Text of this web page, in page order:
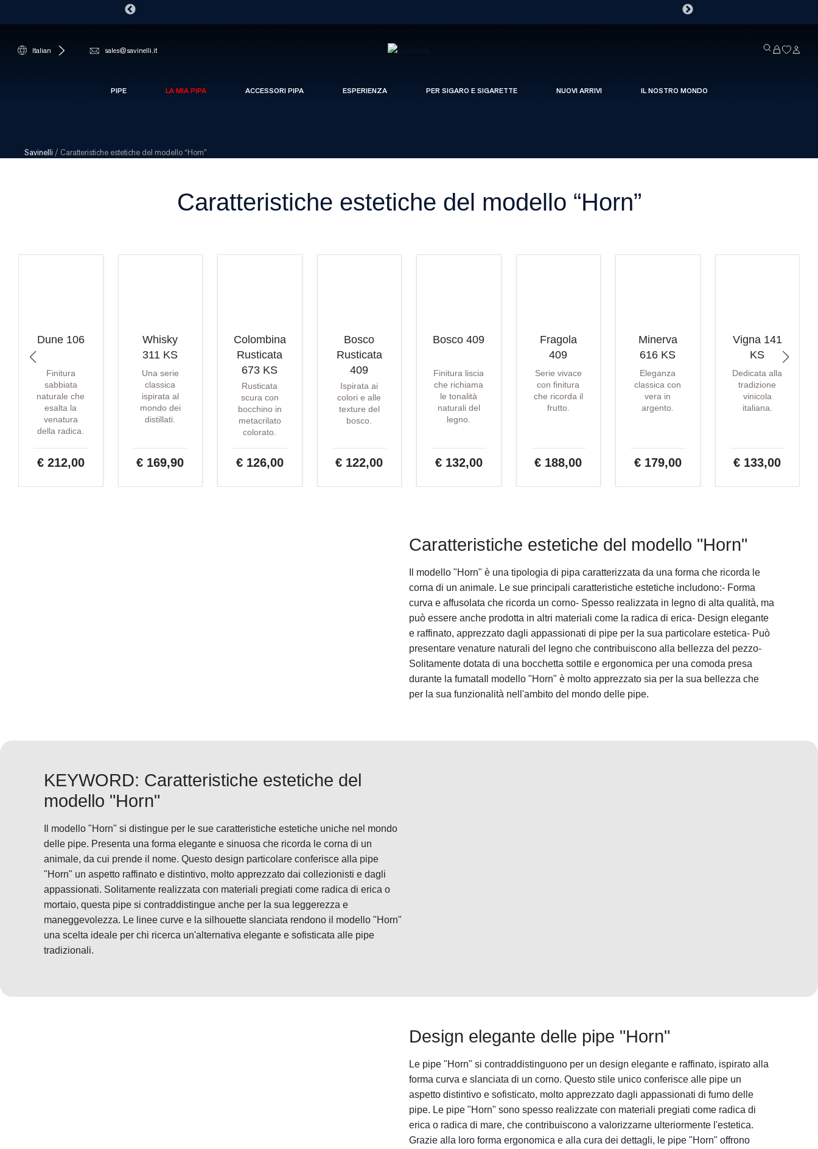
Italian sales@savinelli.it
PIPE LA MIA PIPA ACCESSORI PIPA ESPERIENZA PER SIGARO E SIGARETTE NUOVI ARRIVI IL NOSTRO MONDO
Savinelli / Caratteristiche estetiche del modello “Horn”
Caratteristiche estetiche del modello “Horn”
Dune 106
Finitura
sabbiata
naturale che
esalta la
venatura
della radica.
€ 212,00
Whisky
311 KS
Una serie
classica
ispirata al
mondo dei
distillati.
€ 169,90
Colombina
Rusticata
673 KS
Rusticata
scura con
bocchino in
metacrilato
colorato.
€ 126,00
Bosco
Rusticata
409
Ispirata ai
colori e alle
texture del
bosco.
€ 122,00
Bosco 409
Finitura liscia
che richiama
le tonalità
naturali del
legno.
€ 132,00
Fragola
409
Serie vivace
con finitura
che ricorda il
frutto.
€ 188,00
Minerva
616 KS
Eleganza
classica con
vera in
argento.
€ 179,00
Vigna 141
KS
Dedicata alla
tradizione
vinicola
italiana.
€ 133,00
Caratteristiche estetiche del modello "Horn"
Il modello "Horn" è una tipologia di pipa caratterizzata da una forma che ricorda le
corna di un animale. Le sue principali caratteristiche estetiche includono:- Forma
curva e affusolata che ricorda un corno- Spesso realizzata in legno di alta qualità, ma
può essere anche prodotta in altri materiali come la radica di erica- Design elegante
e raffinato, apprezzato dagli appassionati di pipe per la sua particolare estetica- Può
presentare venature naturali del legno che contribuiscono alla bellezza del pezzo-
Solitamente dotata di una bocchetta sottile e ergonomica per una comoda presa
durante la fumataIl modello "Horn" è molto apprezzato sia per la sua bellezza che
per la sua funzionalità nell'ambito del mondo delle pipe.
KEYWORD: Caratteristiche estetiche del
modello "Horn"
Il modello "Horn" si distingue per le sue caratteristiche estetiche uniche nel mondo
delle pipe. Presenta una forma elegante e sinuosa che ricorda le corna di un
animale, da cui prende il nome. Questo design particolare conferisce alla pipe
"Horn" un aspetto raffinato e distintivo, molto apprezzato dai collezionisti e dagli
appassionati. Solitamente realizzata con materiali pregiati come radica di erica o
mortaio, questa pipe si contraddistingue anche per la sua leggerezza e
maneggevolezza. Le linee curve e la silhouette slanciata rendono il modello "Horn"
una scelta ideale per chi ricerca un'alternativa elegante e sofisticata alle pipe
tradizionali.
Design elegante delle pipe "Horn"
Le pipe "Horn" si contraddistinguono per un design elegante e raffinato, ispirato alla
forma curva e slanciata di un corno. Questo stile unico conferisce alle pipe un
aspetto distintivo e sofisticato, molto apprezzato dagli appassionati di fumo delle
pipe. Le pipe "Horn" sono spesso realizzate con materiali pregiati come radica di
erica o radica di mare, che contribuiscono a valorizzarne ulteriormente l'estetica.
Grazie alla loro forma ergonomica e alla cura dei dettagli, le pipe "Horn" offrono